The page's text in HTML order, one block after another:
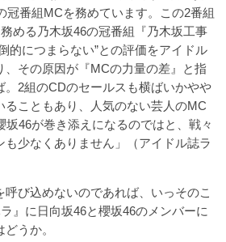
冠番組MCを務めています。この2番組
める乃木坂46の冠番組『乃木坂工事
的につまらない”との評価をアイドル
、その原因が『MCの力量の差』と指
。2組のCDのセールスも横ばいかやや
ることもあり、人気のない芸人のMC
坂46が巻き添えになるのではと、戦々
少なくありません」（アイドル誌ラ
び込めないのであれば、いっそのこ
』に日向坂46と櫻坂46のメンバーに
うか。